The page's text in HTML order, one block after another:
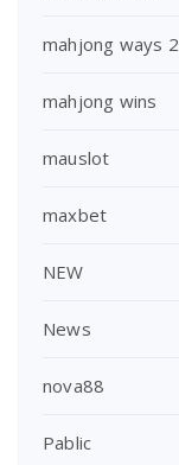
mahjong ways 2
mahjong wins
mauslot
maxbet
NEW
News
nova88
Pablic